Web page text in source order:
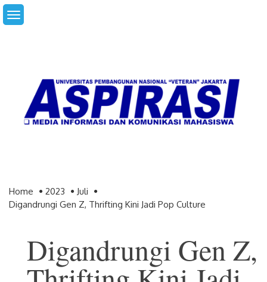
Skip
to
Home 2023
Juli
Digandrungi Gen Z, Thrifting Kini Jadi Pop Culture
Digandrungi Gen Z,